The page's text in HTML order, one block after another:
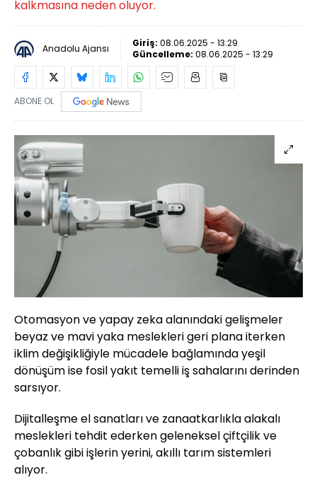
kalkmasına neden oluyor.
Anadolu Ajansı Giriş: 08.06.2025 - 13:29
Güncelleme: 08.06.2025 - 13:29
ABONE OL
Otomasyon ve yapay zeka alanındaki gelişmeler
beyaz ve mavi yaka meslekleri geri plana iterken
iklim değişikliğiyle mücadele bağlamında yeşil
dönüşüm ise fosil yakıt temelli iş sahalarını derinden
sarsıyor.
Dijitalleşme el sanatları ve zanaatkarlıkla alakalı
meslekleri tehdit ederken geleneksel çiftçilik ve
çobanlık gibi işlerin yerini, akıllı tarım sistemleri
alıyor.